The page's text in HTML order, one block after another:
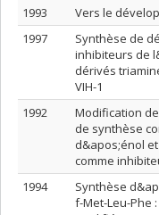
1993
Vers le
1997
Synthèse de
inhibiteurs de
dérivés
VIH-1
1992
Modification
de synthèse
d&apos;énol
comme
1994
Synthèse
f-Met-Leu-Phe